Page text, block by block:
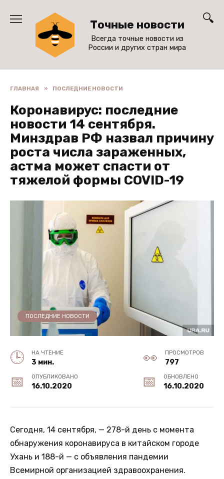
содержанию
Точные новости
Всегда точные новости из
России и других стран мира
ГЛАВНАЯ » ПОСЛЕДНИЕ НОВОСТИ
Коронавирус: последние
новости 14 сентября.
Минздрав РФ назвал причину
роста числа зараженных,
астма может спасти от
тяжелой формы COVID-19
ПОСЛЕДНИЕ НОВОСТИ
НА ЧТЕНИЕ
3 мин.
ПРОСМОТРОВ
797
ОПУБЛИКОВАНО
16.10.2020
ОБНОВЛЕНО
16.10.2020
Сегодня, 14 сентября, — 278-й день с момента
обнаружения коронавируса в китайском городе
Ухань и 188-й — с объявления пандемии
Всемирной организацией здравоохранения.